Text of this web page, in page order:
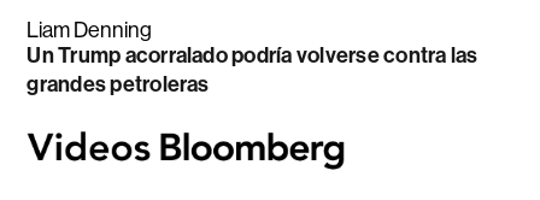
Liam Denning
Un Trump acorralado podría volverse contra las
grandes petroleras